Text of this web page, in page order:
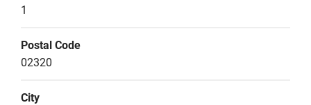
1
Postal Code
02320
City